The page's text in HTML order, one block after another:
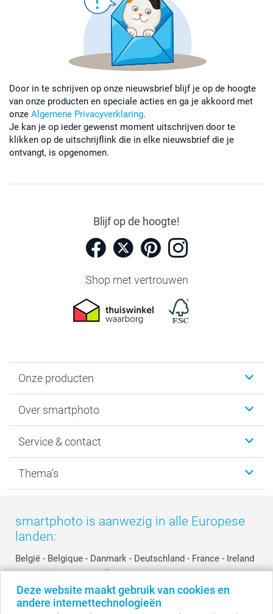
Deze website maakt gebruik van cookies en
andere internettechnologieën
Door in te schrijven op onze nieuwsbrief blijf je op de hoogte
van onze producten en speciale acties en ga je akkoord met
onze Algemene Privacyverklaring.
Je kan je op ieder gewenst moment uitschrijven door te
klikken op de uitschrijflink die in elke nieuwsbrief die je
ontvangt, is opgenomen.
Blijf op de hoogte!
Shop met vertrouwen
Onze producten
Fotoboeken
Fotocadeaus
Kaarten
Over smartphoto
Vacatures
Bestelproces
Privacy
Cookiebeleid
Reviews
Prijslijst
Investor Relations
Service & contact
Tevredenheidsgarantie
smartbonus
smartfriends
service@smartphoto.nl
Affiliate partnerprogramma
Partnerships
Influencer partnerprogramma
Thema's
Moederdag
Vaderdag
Huwelijk
smartphoto is aanwezig in alle Europese
landen:
België - Belgique - Danmark - Deutschland - France - Ireland
- Nederland - Norge - Österreich - Schweiz - Suisse -
Switzerland - Suomi - Sverige - United Kingdom -
Other Countries